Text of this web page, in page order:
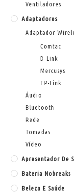
Ventiladores
Adaptadores
Adaptador
Comtac
D-Link
Mercusys
TP-Link
Áudio
Bluetooth
Rede
Tomadas
Vídeo
Apresentador De
Bateria Nobreaks
Beleza E Saúde